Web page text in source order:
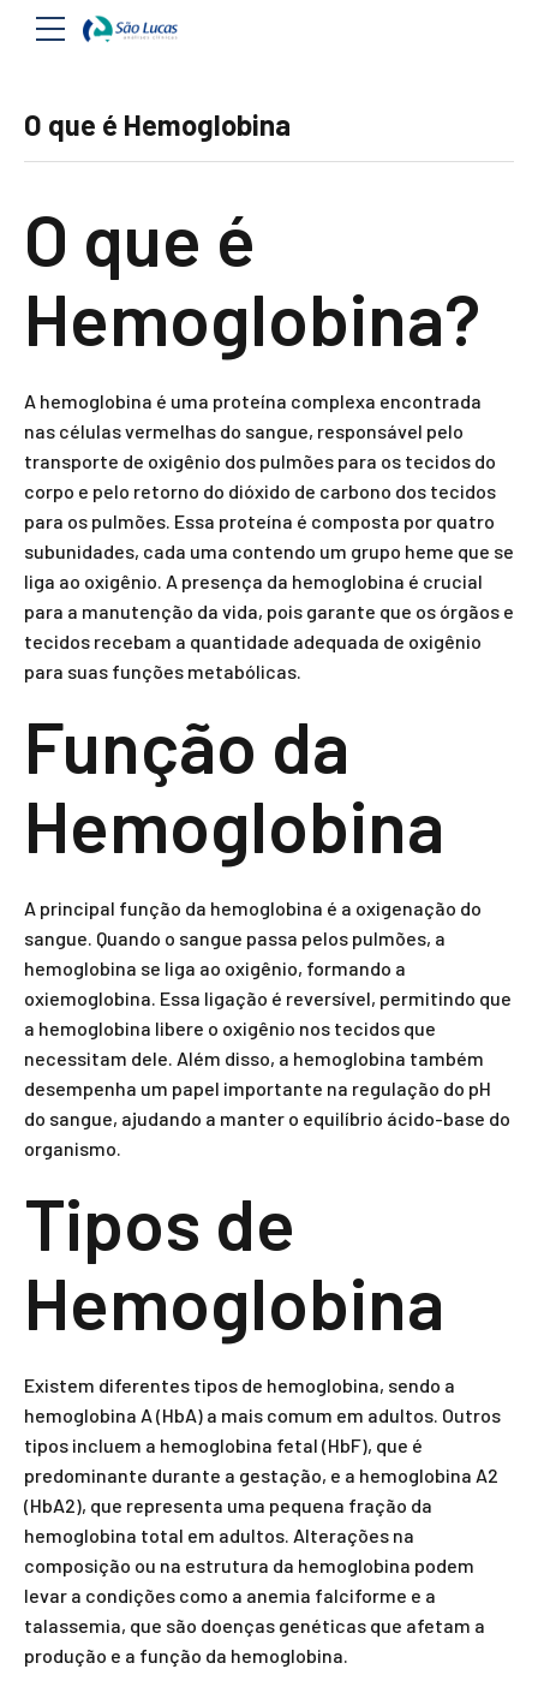
O que é Hemoglobina
O que é
Hemoglobina?
A hemoglobina é uma proteína complexa encontrada
nas células vermelhas do sangue, responsável pelo
transporte de oxigênio dos pulmões para os tecidos do
corpo e pelo retorno do dióxido de carbono dos tecidos
para os pulmões. Essa proteína é composta por quatro
subunidades, cada uma contendo um grupo heme que se
liga ao oxigênio. A presença da hemoglobina é crucial
para a manutenção da vida, pois garante que os órgãos e
tecidos recebam a quantidade adequada de oxigênio
para suas funções metabólicas.
Função da
Hemoglobina
A principal função da hemoglobina é a oxigenação do
sangue. Quando o sangue passa pelos pulmões, a
hemoglobina se liga ao oxigênio, formando a
oxiemoglobina. Essa ligação é reversível, permitindo que
a hemoglobina libere o oxigênio nos tecidos que
necessitam dele. Além disso, a hemoglobina também
desempenha um papel importante na regulação do pH
do sangue, ajudando a manter o equilíbrio ácido-base do
organismo.
Tipos de
Hemoglobina
Existem diferentes tipos de hemoglobina, sendo a
hemoglobina A (HbA) a mais comum em adultos. Outros
tipos incluem a hemoglobina fetal (HbF), que é
predominante durante a gestação, e a hemoglobina A2
(HbA2), que representa uma pequena fração da
hemoglobina total em adultos. Alterações na
composição ou na estrutura da hemoglobina podem
levar a condições como a anemia falciforme e a
talassemia, que são doenças genéticas que afetam a
produção e a função da hemoglobina.